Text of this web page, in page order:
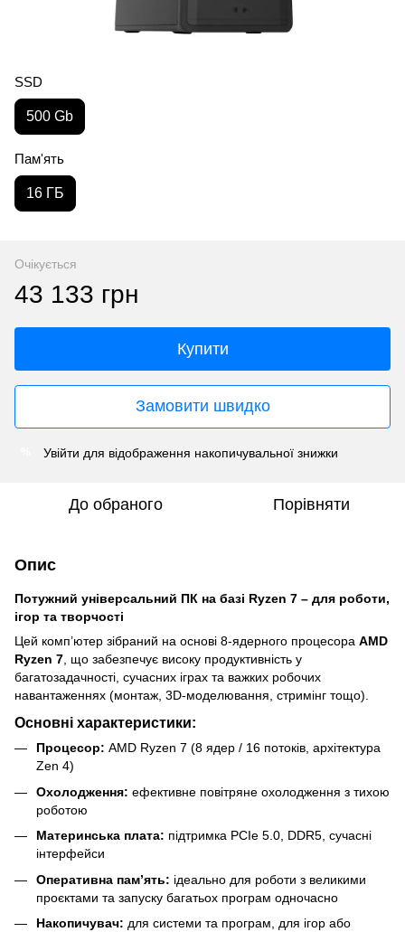
SSD
500 Gb
Пам'ять
16 ГБ
Очікується
43 133 грн
Купити
Замовити швидко
Увійти для відображення накопичувальної знижки
До обраного Порівняти
Опис
Потужний універсальний ПК на базі Ryzen 7 – для роботи,
ігор та творчості
Цей комп’ютер зібраний на основі 8-ядерного процесора AMD
Ryzen 7 , що забезпечує високу продуктивність у
багатозадачності, сучасних іграх та важких робочих
навантаженнях (монтаж, 3D-моделювання, стримінг тощо).
Основні характеристики:
Процесор: AMD Ryzen 7 (8 ядер / 16 потоків, архітектура
Zen 4)
Охолодження: ефективне повітряне охолодження з тихою
роботою
Материнська плата: підтримка PCIe 5.0, DDR5, сучасні
інтерфейси
Оперативна пам’ять: ідеально для роботи з великими
проєктами та запуску багатьох програм одночасно
Накопичувач: для системи та програм, для ігор або